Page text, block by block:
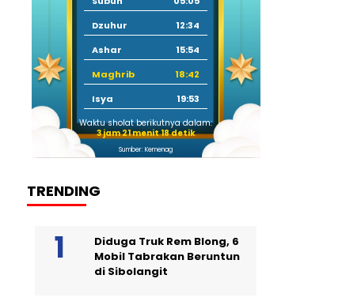
Dzuhur
12:34
Ashar
15:54
Maghrib
18:42
Isya
19:53
Waktu sholat berikutnya dalam:
3 jam 21 menit 17 detik
Sumber: Kemenag
TRENDING
Diduga Truk Rem Blong, 6
Mobil Tabrakan Beruntun
di Sibolangit